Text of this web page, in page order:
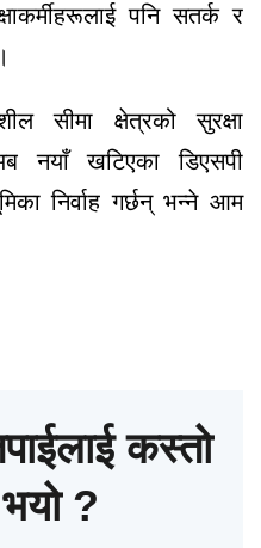
पनि सतर्क र
सीमा क्षेत्रको सुरक्षा
नयाँ खटिएका डिएसपी
निर्वाह गर्छन् भन्ने आम
कस्तो
?